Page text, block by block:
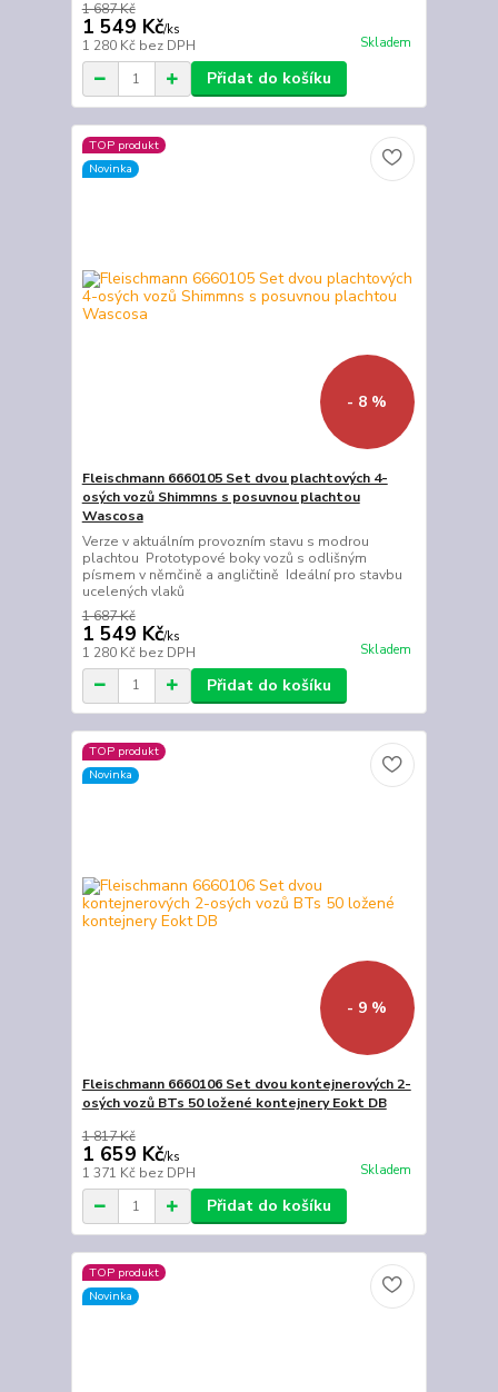
1 687 Kč
1 549 Kč/ks
1 280 Kč bez DPH Skladem
Přidat do košíku
TOP produkt
Novinka
- 8 %
Fleischmann 6660105 Set dvou plachtových 4-
osých vozů Shimmns s posuvnou plachtou
Wascosa
Verze v aktuálním provozním stavu s modrou
plachtou Prototypové boky vozů s odlišným
písmem v němčině a angličtině Ideální pro stavbu
ucelených vlaků
1 687 Kč
1 549 Kč/ks
1 280 Kč bez DPH Skladem
Přidat do košíku
TOP produkt
Novinka
- 9 %
Fleischmann 6660106 Set dvou kontejnerových 2-
osých vozů BTs 50 ložené kontejnery Eokt DB
1 817 Kč
1 659 Kč/ks
1 371 Kč bez DPH Skladem
Přidat do košíku
TOP produkt
Novinka